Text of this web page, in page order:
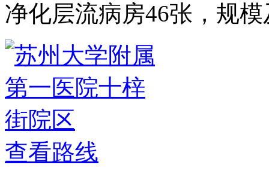
净化层流病房46张，规
查看路线